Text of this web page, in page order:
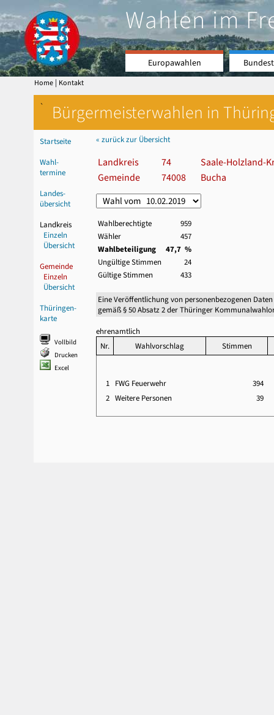
Wahlen im
Europawahlen
Home | Kontakt
` Bürgermeisterwahlen in
Startseite
Wahl-
termine
Landes-
übersicht
Landkreis
Einzeln
Übersicht
Gemeinde
Einzeln
Übersicht
Thüringen-
karte
Vollbild
Drucken
Excel
« zurück zur Übersicht
Landkreis 74
Saale-Holzland-
Gemeinde
74008 Bucha
Wahlberechtigte
959
Wähler
457
Wahlbeteiligung
47,7 %
Ungültige Stimmen
24
Gültige Stimmen
433
Eine Veröffentlichung von personenbezogenen
gemäß § 50 Absatz 2 der Thüringer
ehrenamtlich
Nr.
Wahlvorschlag Stimmen
1 FWG Feuerwehr
394
2 Weitere Personen 39